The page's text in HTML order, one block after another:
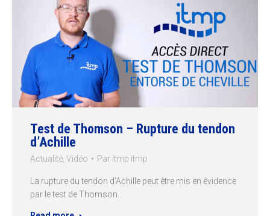
Test de Thomson – Rupture du tendon
d’Achille
Actualité Vidéo Par itmp itmp
La rupture du tendon d’Achille peut être mis en évidence
par le test de Thomson.